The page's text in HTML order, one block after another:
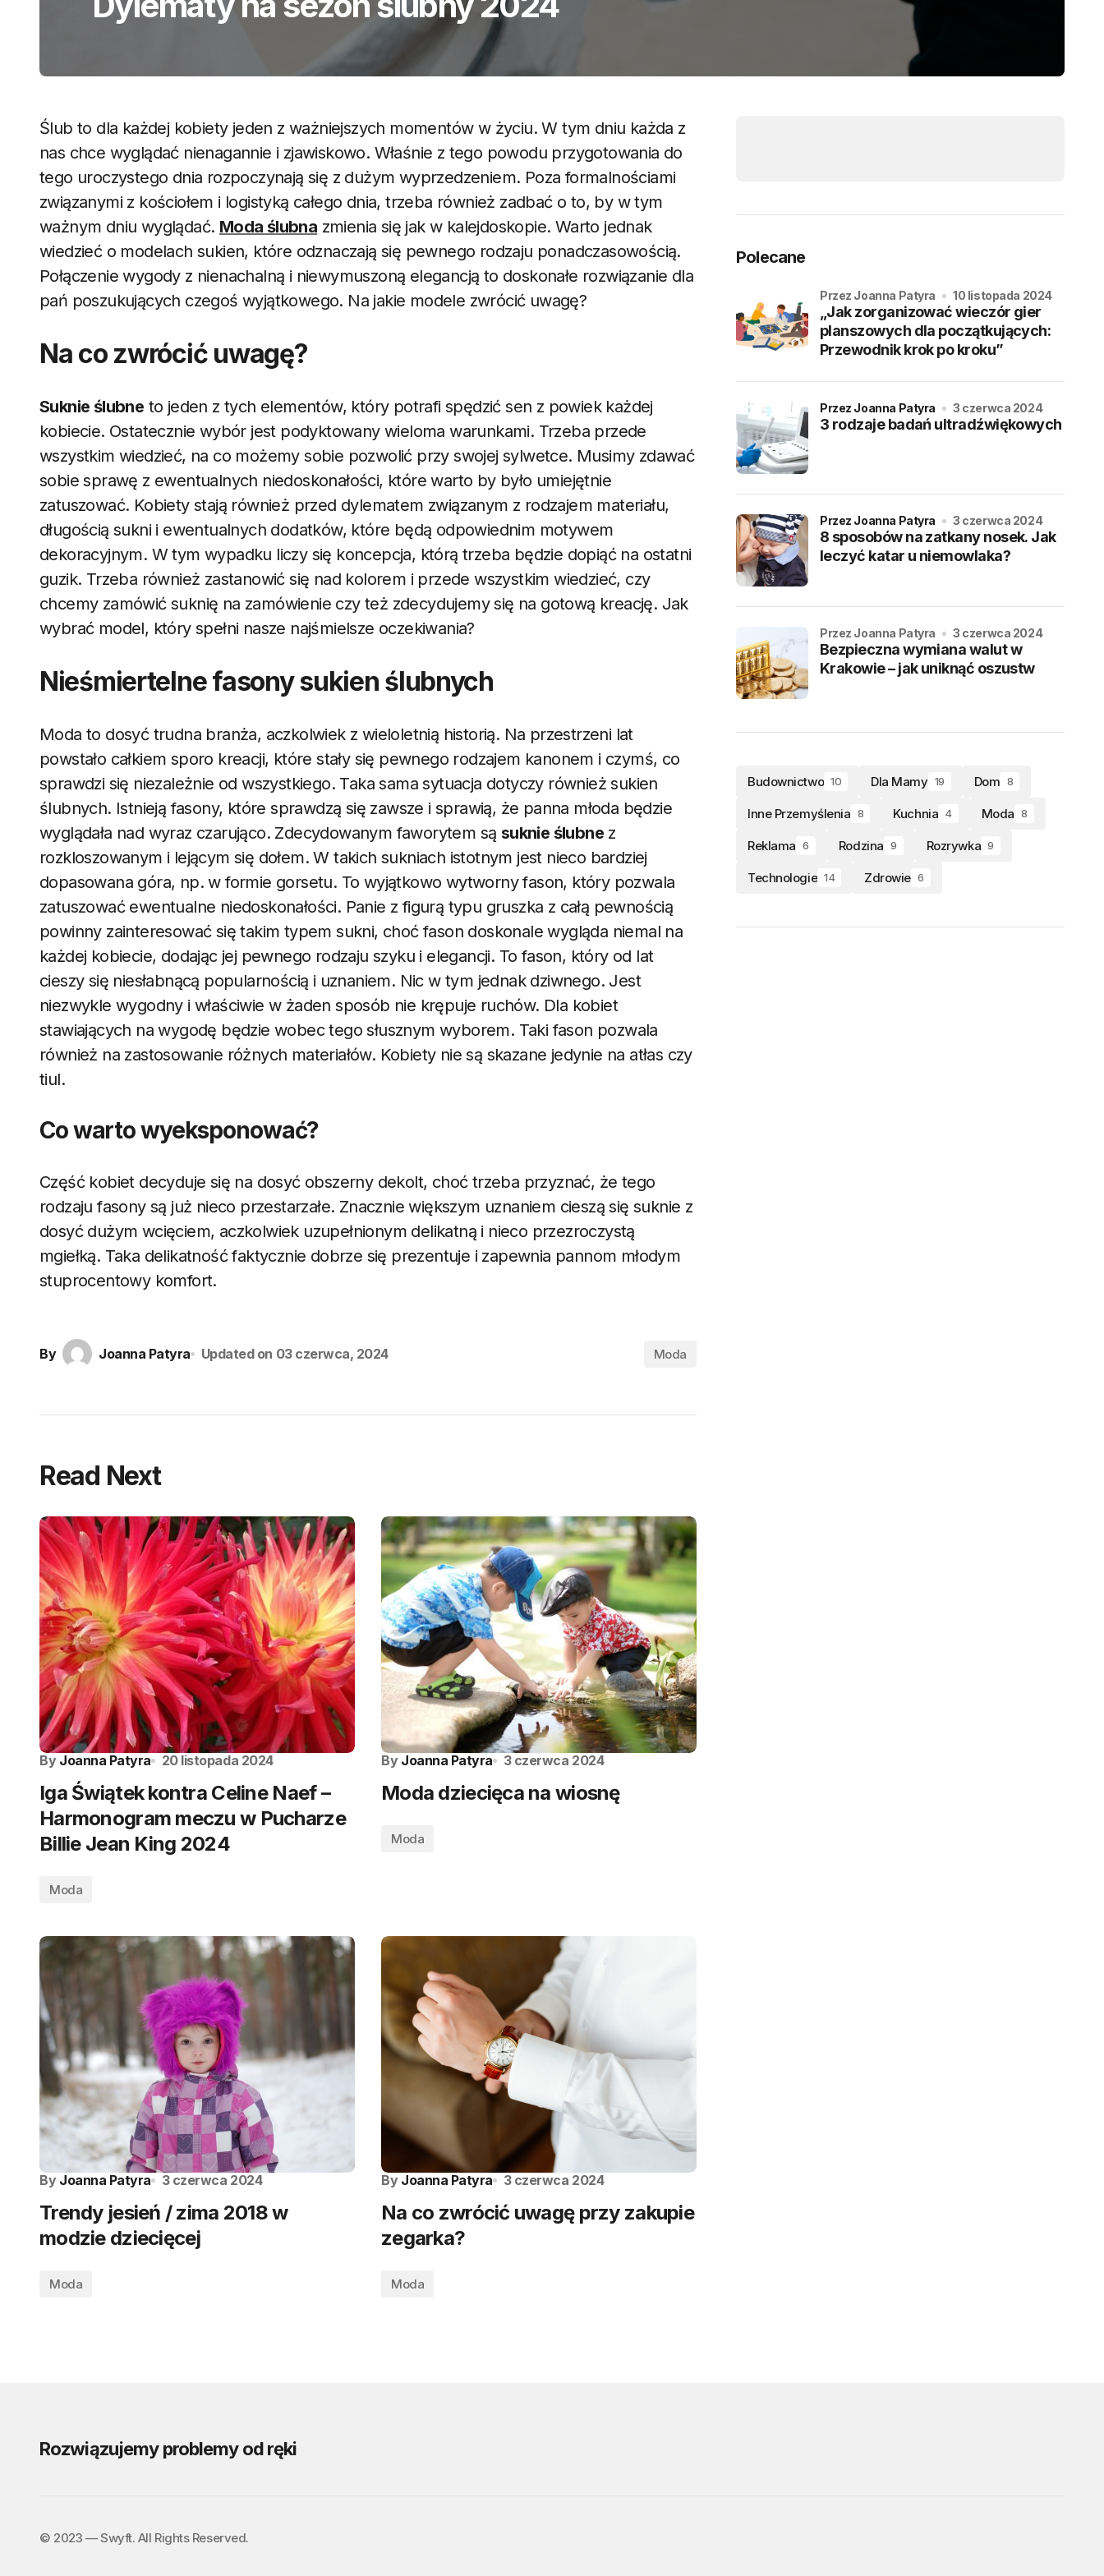
Ślub to dla każdej kobiety jeden z ważniejszych momentów w życiu. W tym dniu każda z
nas chce wyglądać nienagannie i zjawiskowo. Właśnie z tego powodu przygotowania do
tego uroczystego dnia rozpoczynają się z dużym wyprzedzeniem. Poza formalnościami
związanymi z kościołem i logistyką całego dnia, trzeba również zadbać o to, by w tym
ważnym dniu wyglądać. Moda ślubna zmienia się jak w kalejdoskopie. Warto jednak
wiedzieć o modelach sukien, które odznaczają się pewnego rodzaju ponadczasowością.
Połączenie wygody z nienachalną i niewymuszoną elegancją to doskonałe rozwiązanie dla
pań poszukujących czegoś wyjątkowego. Na jakie modele zwrócić uwagę?
Na co zwrócić uwagę?
Suknie ślubne to jeden z tych elementów, który potrafi spędzić sen z powiek każdej
kobiecie. Ostatecznie wybór jest podyktowany wieloma warunkami. Trzeba przede
wszystkim wiedzieć, na co możemy sobie pozwolić przy swojej sylwetce. Musimy zdawać
sobie sprawę z ewentualnych niedoskonałości, które warto by było umiejętnie
zatuszować. Kobiety stają również przed dylematem związanym z rodzajem materiału,
długością sukni i ewentualnych dodatków, które będą odpowiednim motywem
dekoracyjnym. W tym wypadku liczy się koncepcja, którą trzeba będzie dopiąć na ostatni
guzik. Trzeba również zastanowić się nad kolorem i przede wszystkim wiedzieć, czy
chcemy zamówić suknię na zamówienie czy też zdecydujemy się na gotową kreację. Jak
wybrać model, który spełni nasze najśmielsze oczekiwania?
Nieśmiertelne fasony sukien ślubnych
Moda to dosyć trudna branża, aczkolwiek z wieloletnią historią. Na przestrzeni lat
powstało całkiem sporo kreacji, które stały się pewnego rodzajem kanonem i czymś, co
sprawdzi się niezależnie od wszystkiego. Taka sama sytuacja dotyczy również sukien
ślubnych. Istnieją fasony, które sprawdzą się zawsze i sprawią, że panna młoda będzie
wyglądała nad wyraz czarująco. Zdecydowanym faworytem są suknie ślubne z
rozkloszowanym i lejącym się dołem. W takich sukniach istotnym jest nieco bardziej
dopasowana góra, np. w formie gorsetu. To wyjątkowo wytworny fason, który pozwala
zatuszować ewentualne niedoskonałości. Panie z figurą typu gruszka z całą pewnością
powinny zainteresować się takim typem sukni, choć fason doskonale wygląda niemal na
każdej kobiecie, dodając jej pewnego rodzaju szyku i elegancji. To fason, który od lat
cieszy się niesłabnącą popularnością i uznaniem. Nic w tym jednak dziwnego. Jest
niezwykle wygodny i właściwie w żaden sposób nie krępuje ruchów. Dla kobiet
stawiających na wygodę będzie wobec tego słusznym wyborem. Taki fason pozwala
również na zastosowanie różnych materiałów. Kobiety nie są skazane jedynie na atłas czy
tiul.
Co warto wyeksponować?
Część kobiet decyduje się na dosyć obszerny dekolt, choć trzeba przyznać, że tego
rodzaju fasony są już nieco przestarzałe. Znacznie większym uznaniem cieszą się suknie z
dosyć dużym wcięciem, aczkolwiek uzupełnionym delikatną i nieco przezroczystą
mgiełką. Taka delikatność faktycznie dobrze się prezentuje i zapewnia pannom młodym
stuprocentowy komfort.
By Joanna Patyra Updated on 03 czerwca, 2024 Moda
Read Next
By Joanna Patyra 20 listopada 2024
Iga Świątek kontra Celine Naef –
Harmonogram meczu w Pucharze
Billie Jean King 2024
Moda
By Joanna Patyra 3 czerwca 2024
Moda dziecięca na wiosnę
Moda
By Joanna Patyra 3 czerwca 2024
Trendy jesień / zima 2018 w
modzie dziecięcej
Moda
By Joanna Patyra 3 czerwca 2024
Na co zwrócić uwagę przy zakupie
zegarka?
Moda
Polecane
„Jak zorganizować wieczór gier
planszowych dla początkujących:
Przewodnik krok po kroku”
przez Joanna Patyra 10 listopada 2024
3 rodzaje badań ultradźwiękowych
przez Joanna Patyra 3 czerwca 2024
8 sposobów na zatkany nosek. Jak
leczyć katar u niemowlaka?
przez Joanna Patyra 3 czerwca 2024
Bezpieczna wymiana walut w
Krakowie – jak uniknąć oszustw
przez Joanna Patyra 3 czerwca 2024
Budownictwo 10 Dla Mamy 19 Dom 8
Inne Przemyślenia 8 Kuchnia 4 Moda 8
Reklama 6 Rodzina 9 Rozrywka 9
Technologie 14 Zdrowie 6
Rozwiązujemy problemy od ręki
©️ 2023 — Swyft. All Rights Reserved.